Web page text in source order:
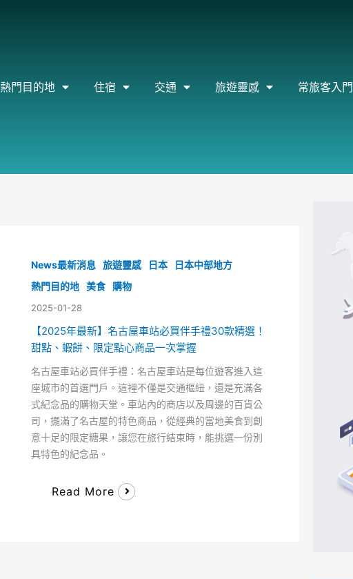
熱門目的地 住宿 交通 旅遊靈感 常旅客入門
News最新消息 旅遊靈感 日本
日本中部地方
熱門目的地
美食 購物
2025-01-28
【2025年最新】名古屋車站必買伴手禮30款精選！
甜點、蝦餅、限定點心商品一次掌握
名古屋車站必買伴手禮：名古屋車站是每位遊客進入這
座城市的首選門戶。這裡不僅是交通樞紐，還是充滿各
式紀念品的購物天堂。車站內的商店以及周邊的百貨公
司，擺滿了名古屋的特色商品，從經典的當地美食到創
意十足的限定糖果，讓您在旅行結束時，能挑選一份別
具特色的紀念品。
Read More